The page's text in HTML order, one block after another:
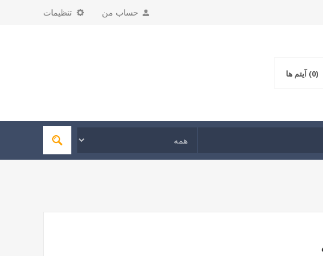
تنظیمات حساب من
(0) آیتم ها